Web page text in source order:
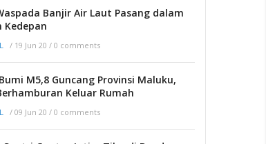
Banjir Air Laut Pasang dalam
Kedepan
/ 19 Jun 20 / 0 comments
M5,8 Guncang Provinsi Maluku,
Keluar Rumah
/ 09 Jun 20 / 0 comments